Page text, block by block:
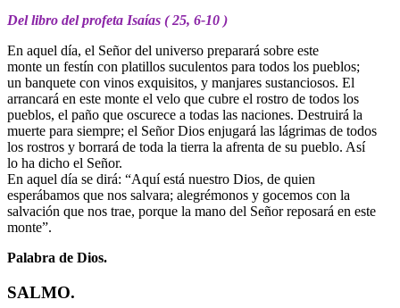
Del libro del profeta Isaías ( 25, 6-10 )
En aquel día, el Señor del universo preparará sobre este
monte un festín con platillos suculentos para todos los pueblos;
un banquete con vinos exquisitos, y manjares sustanciosos. El
arrancará en este monte el velo que cubre el rostro de todos los
pueblos, el paño que oscurece a todas las naciones. Destruirá la
muerte para siempre; el Señor Dios enjugará las lágrimas de todos
los rostros y borrará de toda la tierra la afrenta de su pueblo. Así
lo ha dicho el Señor.
En aquel día se dirá: “Aquí está nuestro Dios, de quien
esperábamos que nos salvara; alegrémonos y gocemos con la
salvación que nos trae, porque la mano del Señor reposará en este
monte”.
Palabra de Dios.
SALMO.